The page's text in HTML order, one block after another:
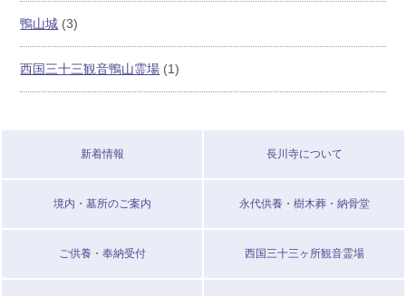
鴨山城 (3)
西国三十三観音鴨山霊場 (1)
新着情報 長川寺について
境内・墓所のご案内 永代供養・樹木葬・納骨堂
ご供養・奉納受付 西国三十三ヶ所観音霊場